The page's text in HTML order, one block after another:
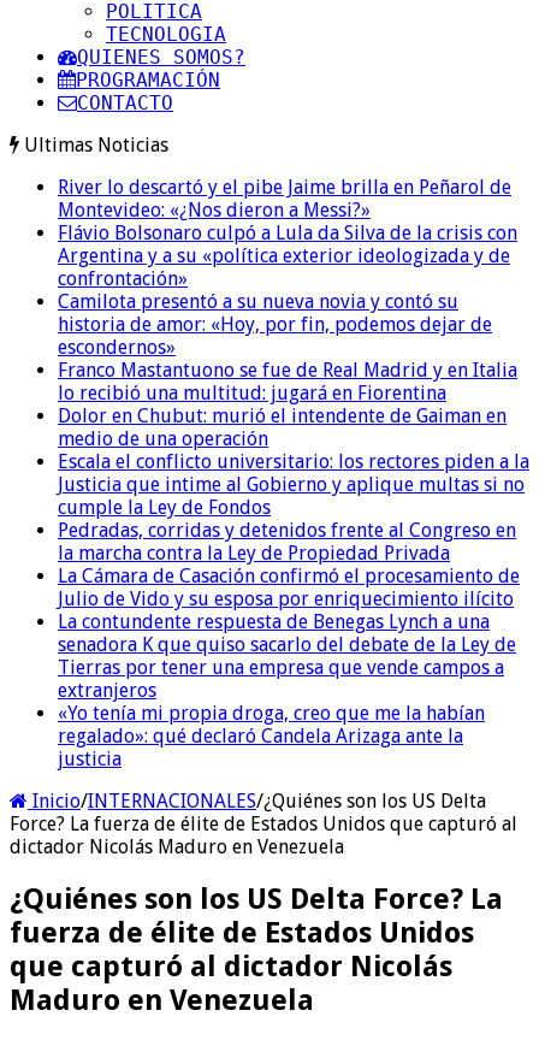
POLITICA
TECNOLOGIA
QUIENES SOMOS?
PROGRAMACIÓN
CONTACTO
Ultimas Noticias
River lo descartó y el pibe Jaime brilla en Peñarol de
Montevideo: «¿Nos dieron a Messi?»
Flávio Bolsonaro culpó a Lula da Silva de la crisis con
Argentina y a su «política exterior ideologizada y de
confrontación»
Camilota presentó a su nueva novia y contó su
historia de amor: «Hoy, por fin, podemos dejar de
escondernos»
Franco Mastantuono se fue de Real Madrid y en Italia
lo recibió una multitud: jugará en Fiorentina
Dolor en Chubut: murió el intendente de Gaiman en
medio de una operación
Escala el conflicto universitario: los rectores piden a la
Justicia que intime al Gobierno y aplique multas si no
cumple la Ley de Fondos
Pedradas, corridas y detenidos frente al Congreso en
la marcha contra la Ley de Propiedad Privada
La Cámara de Casación confirmó el procesamiento de
Julio de Vido y su esposa por enriquecimiento ilícito
La contundente respuesta de Benegas Lynch a una
senadora K que quiso sacarlo del debate de la Ley de
Tierras por tener una empresa que vende campos a
extranjeros
«Yo tenía mi propia droga, creo que me la habían
regalado»: qué declaró Candela Arizaga ante la
justicia
Inicio/INTERNACIONALES/¿Quiénes son los US Delta
Force? La fuerza de élite de Estados Unidos que capturó al
dictador Nicolás Maduro en Venezuela
¿Quiénes son los US Delta Force? La
fuerza de élite de Estados Unidos
que capturó al dictador Nicolás
Maduro en Venezuela